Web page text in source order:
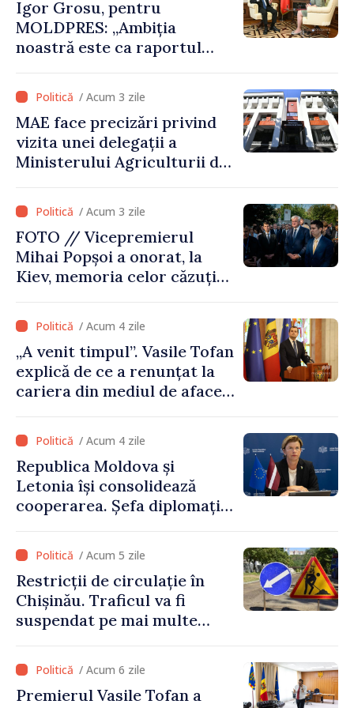
Igor Grosu, pentru
MOLDPRES: „Ambiția
noastră este ca raportul
an să fie și mai bun”
/ Acum 3 zile
MAE face precizări privind
vizita unei delegații a
Ministerului Agriculturii din
/ Acum 3 zile
FOTO // Vicepremierul
Mihai Popșoi a onorat, la
Kiev, memoria celor căzuți
„Acest război trebuie să
înceteze”/ Acum 4 zile
„A venit timpul”. Vasile Tofan
explică de ce a renunțat la
cariera din mediul de afaceri
premier. Ce crede Igor
Grosu despre noul șef al
Guvernului
/ Acum 4 zile
Republica Moldova și
Letonia își consolidează
cooperarea. Șefa diplomației
/ Acum 5 zile
Restricții de circulație în
Chișinău. Traficul va fi
suspendat pe mai multe
/ Acum 6 zile
Premierul Vasile Tofan a